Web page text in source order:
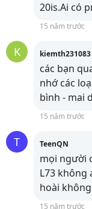
20is.Ai có
15 năm trước
K kiemth231083
các bạn
nhớ các
bình - mai
15 năm trước
T TeenQN
mọi người
L73 không
hoài
15 năm trước